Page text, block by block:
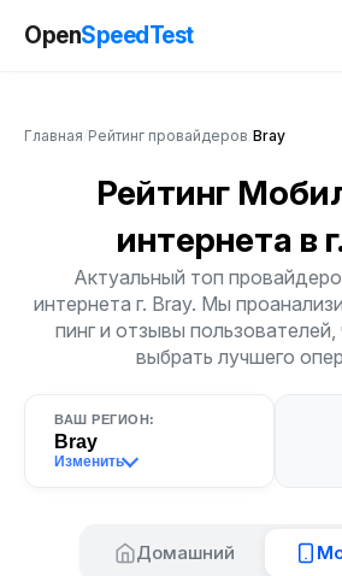
OpenSpeedTest
Главная Рейтинг провайдеров Bray
Рейтинг
интернета в
Актуальный топ
интернета г. Bray. Мы
пинг и отзывы
выбрать лучшего
ВАШ РЕГИОН:
Bray
Изменить
Домашний